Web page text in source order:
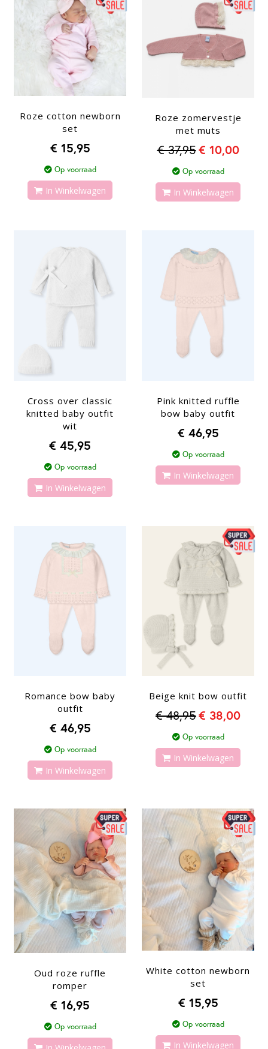
Roze cotton newborn
set
€ 15,95
Op voorraad
In Winkelwagen
Roze zomervestje
met muts
€ 37,95€ 10,00
Op voorraad
In Winkelwagen
Cross over classic
knitted baby outfit
wit
€ 45,95
Op voorraad
In Winkelwagen
Pink knitted ruffle
bow baby outfit
€ 46,95
Op voorraad
In Winkelwagen
Romance bow baby
outfit
€ 46,95
Op voorraad
In Winkelwagen
Beige knit bow outfit
€ 48,95€ 38,00
Op voorraad
In Winkelwagen
Oud roze ruffle
romper
€ 16,95
Op voorraad
White cotton newborn
set
€ 15,95
Op voorraad
In Winkelwagen